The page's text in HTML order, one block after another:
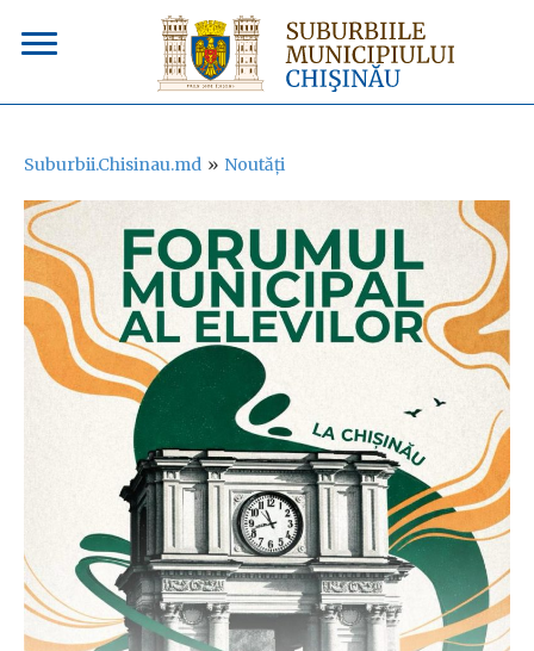
Suburbii.Chisinau.md » Noutăți